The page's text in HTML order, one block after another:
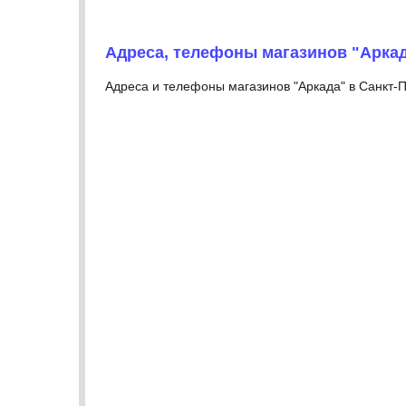
Адреса, телефоны магазинов
Адреса и телефоны магазинов "Аркада" в Санкт-